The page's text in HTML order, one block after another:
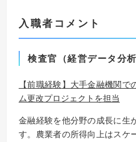
入職者コメント
検査官（経営データ分析
【前職経験】 大手金融機関で
ム更改プロジェクトを担当
金融経験を他分野の成長に生
す。農業者の所得向上はスケ